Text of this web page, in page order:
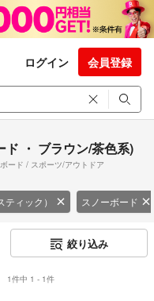
ログイン 会員登録
・ ブラウン/茶色系)
ード / スポーツ/アウトドア
ィック） スノーボード
絞り込み
1件中 1 - 1件